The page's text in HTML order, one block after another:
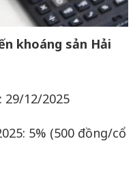
khoáng sản Hải
29/12/2025
5% (500 đồng/cổ